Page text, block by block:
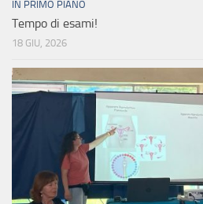
IN PRIMO PIANO
Tempo di esami!
18 GIU, 2026